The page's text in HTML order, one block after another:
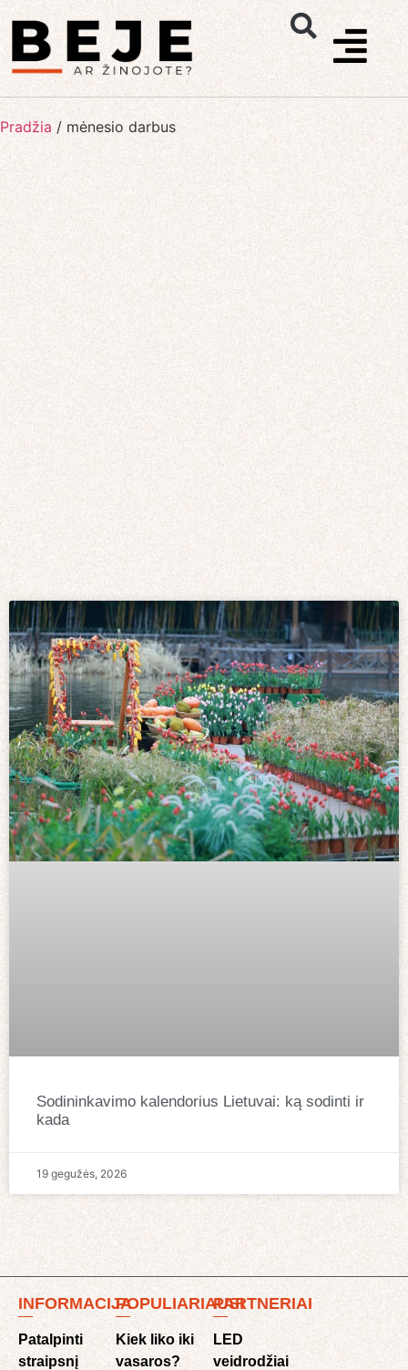
Pradžia / mėnesio darbus
Sodininkavimo kalendorius Lietuvai: ką sodinti ir
kada
19 gegužės, 2026
INFORMACIJA
Patalpinti
straipsnį
POPULIARIAUSI
Kiek liko iki
vasaros?
PARTNERIAI
LED
veidrodžiai